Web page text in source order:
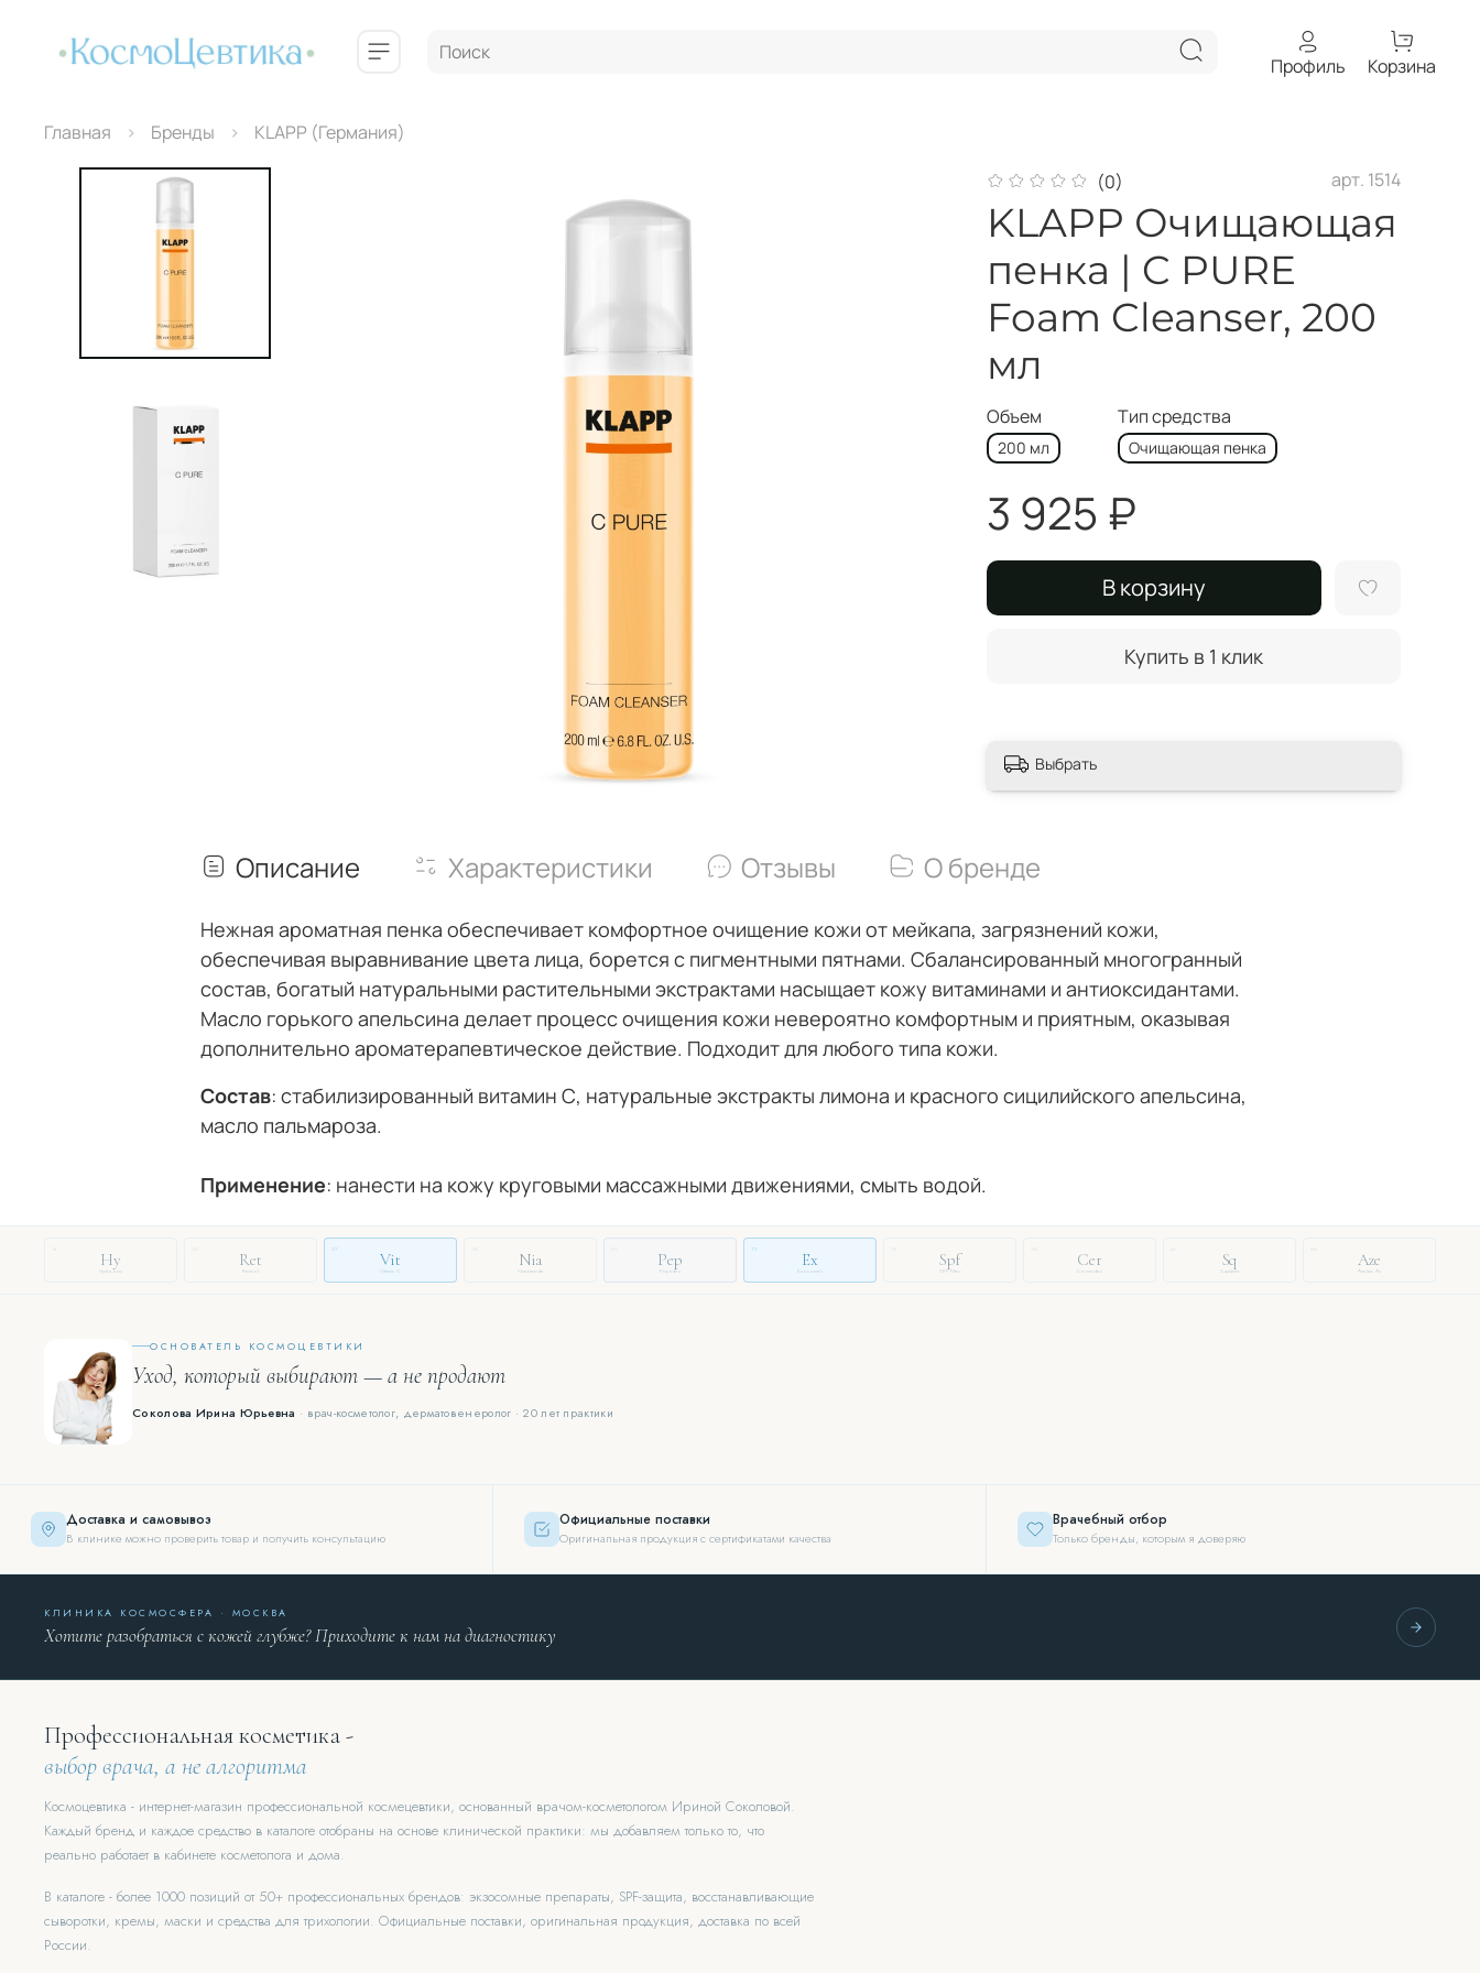
Профиль Корзина
Главная Бренды КLAPP (Германия)
(0) арт. 1514
KLAPP Очищающая
пенка | C PURE
Foam Cleanser, 200
мл
Объем
200 мл
Тип средства
Очищающая пенка
3 925 ₽
В корзину
Купить в 1 клик
Выбрать
Описание Характеристики Отзывы О бренде
Нежная ароматная пенка обеспечивает комфортное очищение кожи от мейкапа, загрязнений кожи,
обеспечивая выравнивание цвета лица, борется с пигментными пятнами. Сбалансированный многогранный
состав, богатый натуральными растительными экстрактами насыщает кожу витаминами и антиоксидантами.
Масло горького апельсина делает процесс очищения кожи невероятно комфортным и приятным, оказывая
дополнительно ароматерапевтическое действие. Подходит для любого типа кожи.
Состав: стабилизированный витамин С, натуральные экстракты лимона и красного сицилийского апельсина,
масло пальмароза.
Применение: нанести на кожу круговыми массажными движениями, смыть водой.
14
Hy
Hyaluronic
Ret
Retinol
27
Vit
Vitamin C
Nia
Niacinamide
Pep
Peptides
72
Ex
Exosomes
Spf
SPF Filter
Cer
Ceramides
46
Sq
Squalane
Aze
Azelaic Ac.
ОСНОВАТЕЛЬ КОСМОЦЕВТИКИ
Уход, который выбирают — а не продают
Соколова Ирина Юрьевна · врач-косметолог, дерматовенеролог · 20 лет практики
Доставка и самовывоз
В клинике можно проверить товар и получить консультацию
Официальные поставки
Оригинальная продукция с сертификатами качества
Врачебный отбор
Только бренды, которым я доверяю
КЛИНИКА КОСМОСФЕРА · МОСКВА
Хотите разобраться с кожей глубже? Приходите к нам на диагностику
Профессиональная косметика -
выбор врача, а не алгоритма
Космоцевтика - интернет-магазин профессиональной космецевтики, основанный врачом-косметологом Ириной Соколовой.
Каждый бренд и каждое средство в каталоге отобраны на основе клинической практики: мы добавляем только то, что
реально работает в кабинете косметолога и дома.
В каталоге - более 1000 позиций от 50+ профессиональных брендов: экзосомные препараты, SPF-защита, восстанавливающие
сыворотки, кремы, маски и средства для трихологии. Официальные поставки, оригинальная продукция, доставка по всей
России.